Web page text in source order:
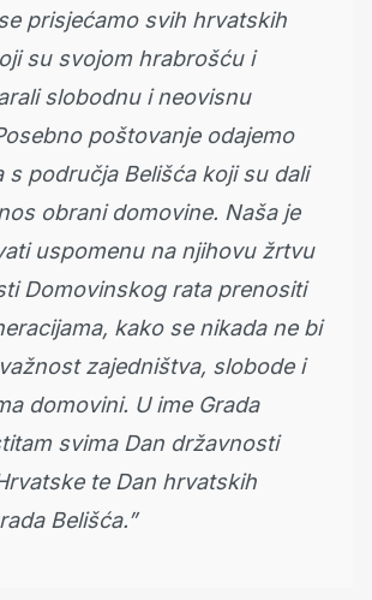
prisjećamo svih hrvatskih
su svojom hrabrošću i
slobodnu i neovisnu
poštovanje odajemo
s područja Belišća koji su dali
obrani domovine. Naša je
uspomenu na njihovu žrtvu
Domovinskog rata prenositi
kako se nikada ne bi
zajedništva, slobode i
domovini. U ime Grada
svima Dan državnosti
te Dan hrvatskih
Belišća.”